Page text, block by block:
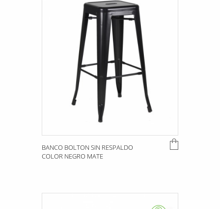
BANCO BOLTON SIN RESPALDO
COLOR NEGRO MATE